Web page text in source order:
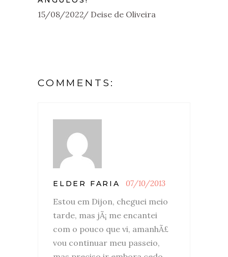
15/08/2022 Deise de Oliveira
COMMENTS:
ELDER FARIA 07/10/2013
Estou em Dijon, cheguei meio
tarde, mas jÃ¡ me encantei
com o pouco que vi, amanhÃ£
vou continuar meu passeio,